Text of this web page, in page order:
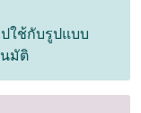
ใช้กับรูปแบบ
มัติ